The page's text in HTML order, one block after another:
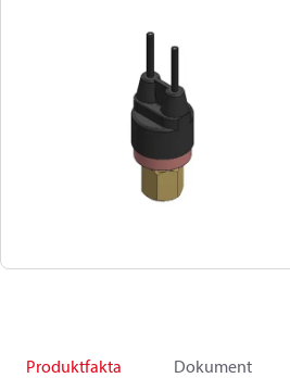
Produktfakta Dokument